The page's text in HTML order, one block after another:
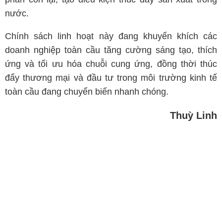
nước.
Chính sách linh hoạt này đang khuyến khích các
doanh nghiệp toàn cầu tăng cường sáng tạo, thích
ứng và tối ưu hóa chuỗi cung ứng, đồng thời thúc
đẩy thương mại và đầu tư trong môi trường kinh tế
toàn cầu đang chuyển biến nhanh chóng.
Thuỳ Linh